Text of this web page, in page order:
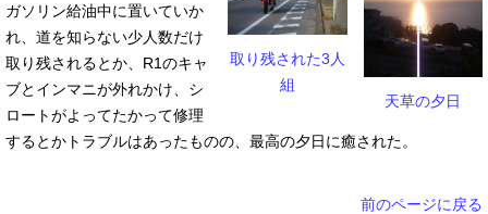
天草の夕日
取り残された3人
組
ガソリン給油中に置いていか
れ、道を知らない少人数だけ
取り残されるとか、R1のキャ
ブとインマニが外れかけ、シ
ロートがよってたかって修理
するとかトラブルはあったものの、最高の夕日に癒された。
前のページに戻る